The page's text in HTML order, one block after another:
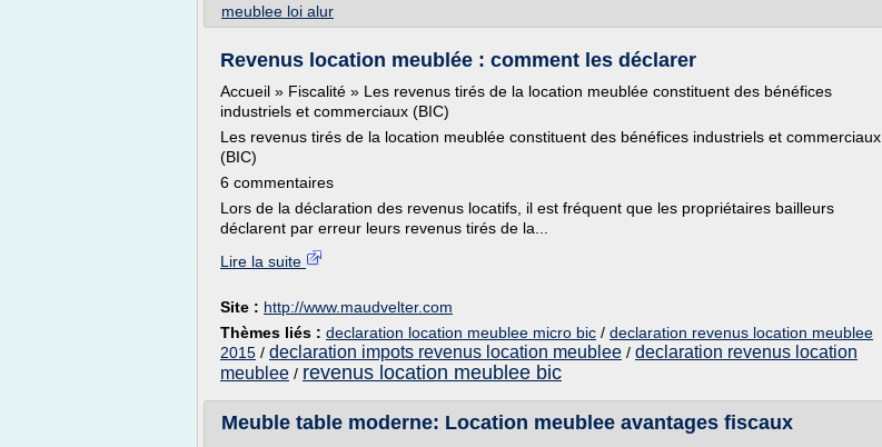
meublee loi alur
Revenus location meublée : comment les déclarer
Accueil » Fiscalité » Les revenus tirés de la location meublée constituent des bénéfices
industriels et commerciaux (BIC)
Les revenus tirés de la location meublée constituent des bénéfices industriels et commerciaux
(BIC)
6 commentaires
Lors de la déclaration des revenus locatifs, il est fréquent que les propriétaires bailleurs
déclarent par erreur leurs revenus tirés de la...
Lire la suite
Site : http://www.maudvelter.com
Thèmes liés : declaration location meublee micro bic / declaration revenus location meublee
2015 / declaration impots revenus location meublee / declaration revenus location
meublee / revenus location meublee bic
Meuble table moderne: Location meublee avantages fiscaux